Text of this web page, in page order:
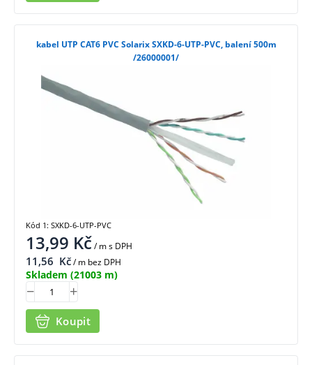
kabel UTP CAT6 PVC Solarix SXKD-6-UTP-PVC, balení 500m
/26000001/
13,99 Kč/ ms DPH
11,56 Kč/ m bez DPH
Skladem (21003 m)
Koupit
Kód 1: SXKD-6-UTP-PVC